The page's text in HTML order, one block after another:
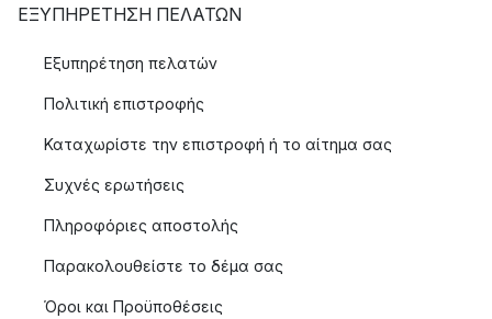
ΕΞΥΠΗΡΈΤΗΣΗ ΠΕΛΑΤΏΝ
Εξυπηρέτηση πελατών
Πολιτική επιστροφής
Καταχωρίστε την επιστροφή ή το αίτημα σας
Συχνές ερωτήσεις
Πληροφόριες αποστολής
Παρακολουθείστε το δέμα σας
Όροι και Προϋποθέσεις